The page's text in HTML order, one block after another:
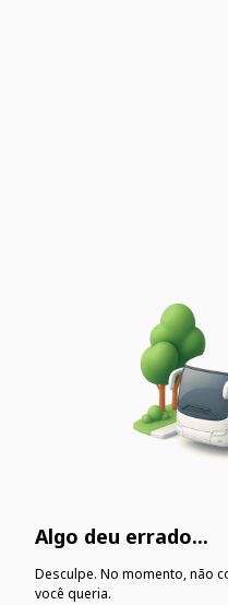
Algo deu errado...
Desculpe. No momento, não
você queria.